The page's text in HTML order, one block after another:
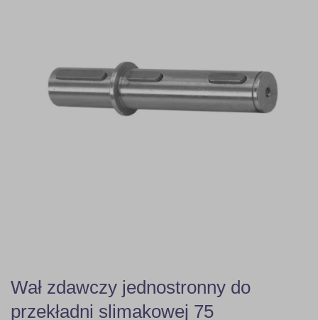
Wał zdawczy jednostronny do
przekładni slimakowej 75